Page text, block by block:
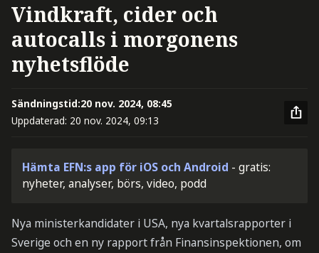
Vindkraft, cider och
autocalls i morgonens
nyhetsflöde
Sändningstid:20 nov. 2024, 08:45
Uppdaterad: 20 nov. 2024, 09:13
Hämta EFN:s app för iOS och Android - gratis:
nyheter, analyser, börs, video, podd
Nya ministerkandidater i USA, nya kvartalsrapporter i
Sverige och en ny rapport från Finansinspektionen, om